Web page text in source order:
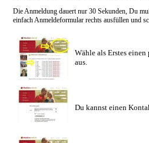
Die Anmeldung dauert nur 30 Sekunden, Du
einfach Anmeldeformular rechts ausfüllen und
Wähle als Erstes einen
aus.
Du kannst einen